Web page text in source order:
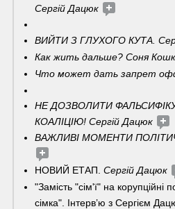
Сергій Дацюк
ВИЙТИ З ГЛУХОГО КУТА.
Как жить дальше? Соня
Что может дать запрет
НЕ ДОЗВОЛИТИ
КОАЛІЦІЮ! Сергій Дацюк
ВАЖЛИВІ МОМЕНТИ
НОВИЙ ЕТАП. Сергій Дацюк
"Замість "сім'ї" на корупційні
сімка". Інтерв’ю з Сергієм